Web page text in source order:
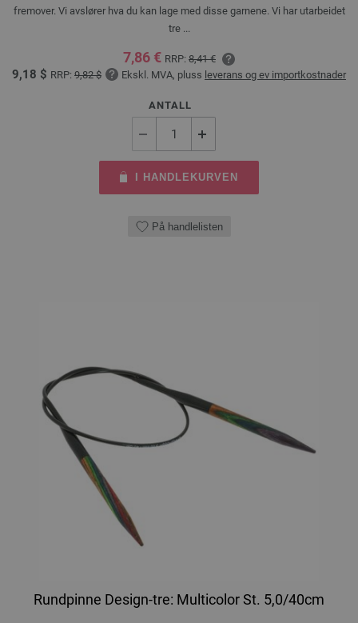
fremover. Vi avslører hva du kan lage med disse garnene. Vi har utarbeidet
tre ...
7,86 € RRP: 8,41 €
9,18 $ RRP: 9,82 $ Ekskl. MVA, pluss leverans og ev importkostnader
ANTALL
I HANDLEKURVEN
På handlelisten
Rundpinne Design-tre: Multicolor St. 5,0/40cm